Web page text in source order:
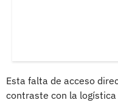
Esta falta de acceso
contraste con la